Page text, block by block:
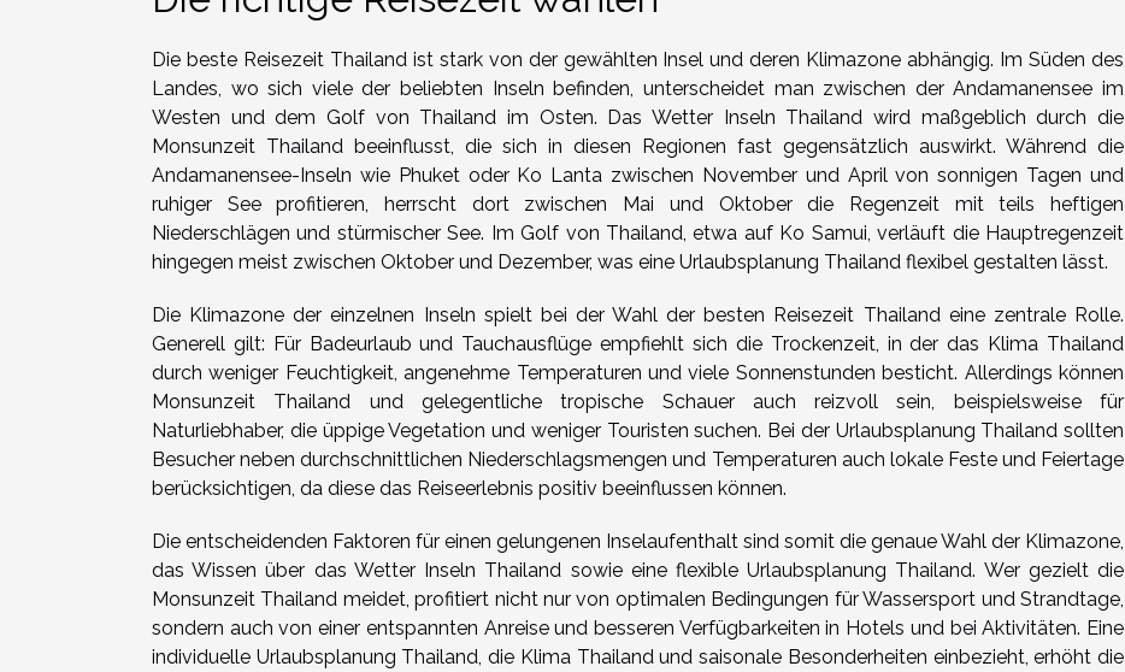
Die beste Reisezeit Thailand ist stark von der gewählten Insel und deren Klimazone abhängig. Im Süden des
Landes, wo sich viele der beliebten Inseln befinden, unterscheidet man zwischen der Andamanensee im
Westen und dem Golf von Thailand im Osten. Das Wetter Inseln Thailand wird maßgeblich durch die
Monsunzeit Thailand beeinflusst, die sich in diesen Regionen fast gegensätzlich auswirkt. Während die
Andamanensee-Inseln wie Phuket oder Ko Lanta zwischen November und April von sonnigen Tagen und
ruhiger See profitieren, herrscht dort zwischen Mai und Oktober die Regenzeit mit teils heftigen
Niederschlägen und stürmischer See. Im Golf von Thailand, etwa auf Ko Samui, verläuft die Hauptregenzeit
hingegen meist zwischen Oktober und Dezember, was eine Urlaubsplanung Thailand flexibel gestalten lässt.
Die Klimazone der einzelnen Inseln spielt bei der Wahl der besten Reisezeit Thailand eine zentrale Rolle.
Generell gilt: Für Badeurlaub und Tauchausflüge empfiehlt sich die Trockenzeit, in der das Klima Thailand
durch weniger Feuchtigkeit, angenehme Temperaturen und viele Sonnenstunden besticht. Allerdings können
Monsunzeit Thailand und gelegentliche tropische Schauer auch reizvoll sein, beispielsweise für
Naturliebhaber, die üppige Vegetation und weniger Touristen suchen. Bei der Urlaubsplanung Thailand sollten
Besucher neben durchschnittlichen Niederschlagsmengen und Temperaturen auch lokale Feste und Feiertage
berücksichtigen, da diese das Reiseerlebnis positiv beeinflussen können.
Die entscheidenden Faktoren für einen gelungenen Inselaufenthalt sind somit die genaue Wahl der Klimazone,
das Wissen über das Wetter Inseln Thailand sowie eine flexible Urlaubsplanung Thailand. Wer gezielt die
Monsunzeit Thailand meidet, profitiert nicht nur von optimalen Bedingungen für Wassersport und Strandtage,
sondern auch von einer entspannten Anreise und besseren Verfügbarkeiten in Hotels und bei Aktivitäten. Eine
individuelle Urlaubsplanung Thailand, die Klima Thailand und saisonale Besonderheiten einbezieht, erhöht die